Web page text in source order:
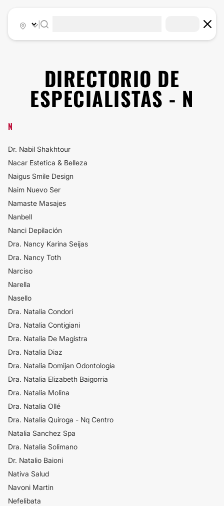
DIRECTORIO DE
ESPECIALISTAS - N
N
Dr. Nabil Shakhtour
Nacar Estetica & Belleza
Naigus Smile Design
Naim Nuevo Ser
Namaste Masajes
Nanbell
Nanci Depilación
Dra. Nancy Karina Seijas
Dra. Nancy Toth
Narciso
Narella
Nasello
Dra. Natalia Condori
Dra. Natalia Contigiani
Dra. Natalia De Magistra
Dra. Natalia Diaz
Dra. Natalia Domijan Odontología
Dra. Natalia Elizabeth Baigorria
Dra. Natalia Molina
Dra. Natalia Ollé
Dra. Natalia Quiroga - Nq Centro
Natalia Sanchez Spa
Dra. Natalia Solimano
Dr. Natalio Baioni
Nativa Salud
Navoni Martin
Nefelibata